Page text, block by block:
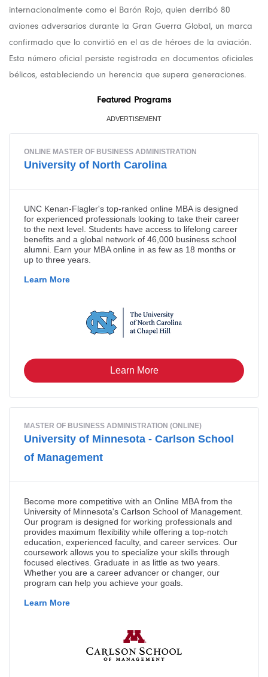
internacionalmente como el Barón Rojo, quien derribó 80
aviones adversarios durante la Gran Guerra Global, un marca
confirmado que lo convirtió en el as de héroes de la aviación.
Esta número oficial persiste registrada en documentos oficiales
bélicos, estableciendo un herencia que supera generaciones.
Featured Programs